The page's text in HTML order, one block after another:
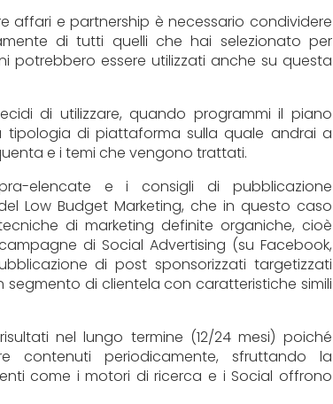
affari e partnership è necessario condividere
di tutti quelli che hai selezionato per
potrebbero essere utilizzati anche su questa
di utilizzare, quando programmi il piano
tipologia di piattaforma sulla quale andrai a
e i temi che vengono trattati.
elencate e i consigli di pubblicazione
Low Budget Marketing, che in questo caso
di marketing definite organiche, cioè
di Social Advertising (su Facebook,
di post sponsorizzati targetizzati
segmento di clientela con caratteristiche simili
nel lungo termine (12/24 mesi) poiché
contenuti periodicamente, sfruttando la
come i motori di ricerca e i Social offrono